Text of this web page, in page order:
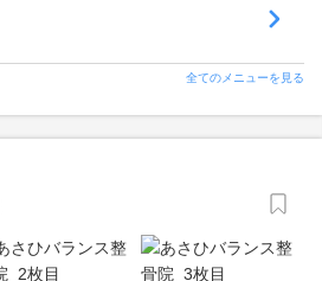
全てのメニューを見る